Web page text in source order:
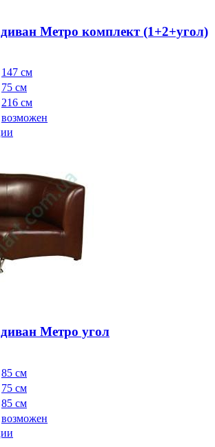
Метро комплект (1+2+угол)
147 см
75 см
216 см
возможен
Метро угол
85 см
75 см
85 см
возможен